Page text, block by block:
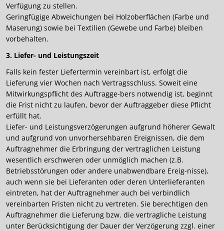
Verfügung zu stellen.
Geringfügige Abweichungen bei Holzoberflächen (Farbe und
Maserung) sowie bei Textilien (Gewebe und Farbe) bleiben
vorbehalten.
3. Liefer- und Leistungszeit
Falls kein fester Liefertermin vereinbart ist, erfolgt die
Lieferung vier Wochen nach Vertragsschluss. Soweit eine
Mitwirkungspflicht des Auftragge-bers notwendig ist, beginnt
die Frist nicht zu laufen, bevor der Auftraggeber diese Pflicht
erfüllt hat.
Liefer- und Leistungsverzögerungen aufgrund höherer Gewalt
und aufgrund von unvorhersehbaren Ereignissen, die dem
Auftragnehmer die Erbringung der vertraglichen Leistung
wesentlich erschweren oder unmöglich machen (z.B.
Betriebsstörungen oder andere unabwendbare Ereig-nisse),
auch wenn sie bei Lieferanten oder deren Unterlieferanten
eintreten, hat der Auftragnehmer auch bei verbindlich
vereinbarten Fristen nicht zu vertreten. Sie berechtigen den
Auftragnehmer die Lieferung bzw. die vertragliche Leistung
unter Berücksichtigung der Dauer der Verzögerung zzgl. einer